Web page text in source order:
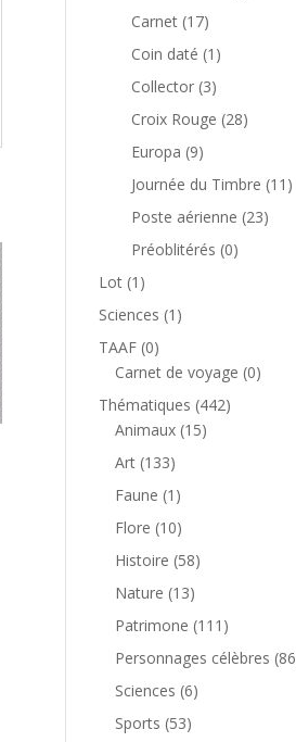
Carnet 1717
produits
Coin daté 1 1
Collector 33
produits
Croix Rouge 2828
Europa 99
produits
Journée du Timbre 11 11
Poste aérienne 2323
Préoblitérés 00
Lot 1 1
produit
Sciences 1 1
TAAF 00
produit
Carnet de voyage 00
Thématiques 442442
Animaux 1515
Art 133133
produits
Faune 1 1
produit
Flore 1010
produits
Histoire 5858
Nature 1313
produits
Patrimone 111 111
produits
Personnages célèbres 86
Sciences 66
Sports 5353